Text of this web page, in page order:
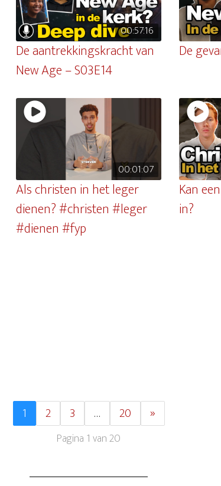
00:57:16
De aantrekkingskracht van
New Age – S03E14
De
00:01:07
Als christen in het leger
dienen? #christen #leger
#dienen #fyp
Kan
in?
1 2 3 … 20 »
Pagina 1 van 20